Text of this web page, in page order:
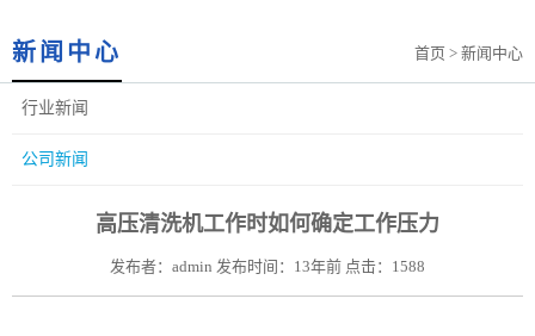
新闻中心 首页 > 新闻中心
行业新闻
公司新闻
高压清洗机工作时如何确定工作压力
发布者：admin 发布时间：13年前 点击：1588